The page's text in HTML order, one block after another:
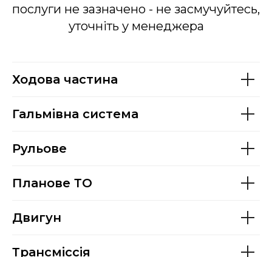
послуги не зазначено - не засмучуйтесь,
уточніть у менеджера
Ходова частина
Гальмівна система
Рульове
Планове ТО
Двигун
Трансміссія